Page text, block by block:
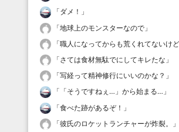
「ダメ！ 」
「地球上のモンスターなので 」
「職人になってからも荒くれてないけ
「さては食材無駄でにしてキレたな 」
「写経って精神修行にいいのかな？ 」
「 「そうですねぇ…」から始まる… 」
「食べた跡があるぞ！ 」
「彼氏のロケットランチャーが炸裂。
」